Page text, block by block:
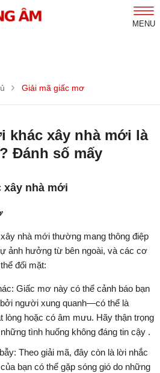
MENU
Giải mã giấc mơ
khác xây nhà mới là
Đánh số mấy
nhà mới
nhà mới thường mang thông điệp
ảnh hưởng từ bên ngoài, và các cơ
đối mặt:
Giấc mơ này có thể cảnh báo bạn
người xung quanh—có thể là
lòng hoặc có âm mưu. Hãy thận trọng
tình huống không đáng tin cậy .
Theo giải mã, đây còn là lời nhắc
bạn có thể gặp sóng gió do những